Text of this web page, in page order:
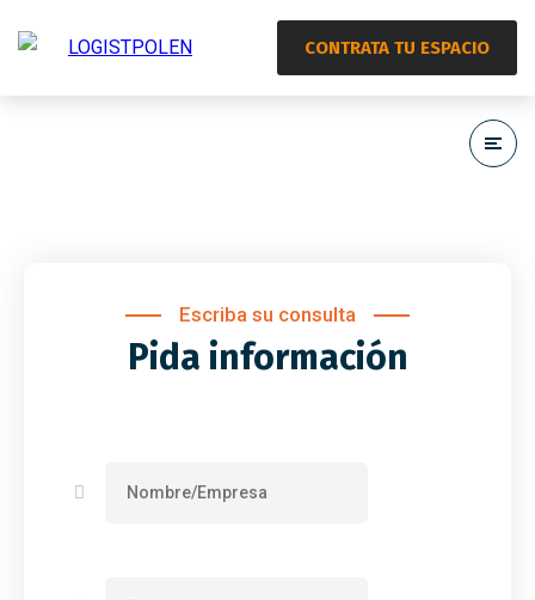
CONTRATA TU ESPACIO
Escriba su consulta
Pida información